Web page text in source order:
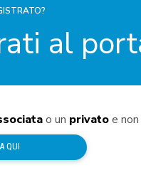
al
o un privatoe
QUI